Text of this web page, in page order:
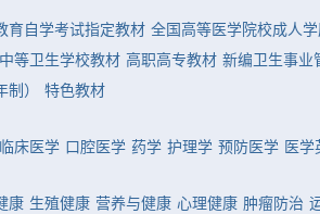
育自学考试指定教材 全国高等医学院校成人
中等卫生学校教材 高职高专教材 新编卫生事业
）
特色教材
临床医学 口腔医学 药学 护理学 预防医学 医学
康 生殖健康 营养与健康 心理健康 肿瘤防治